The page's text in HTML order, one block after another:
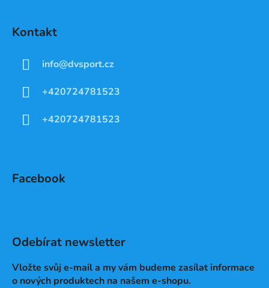
Kontakt
info@dvsport.cz
+420724781523
+420724781523
Facebook
Odebírat newsletter
Vložte svůj e-mail a my vám budeme zasílat informace
o nových produktech na našem e-shopu.